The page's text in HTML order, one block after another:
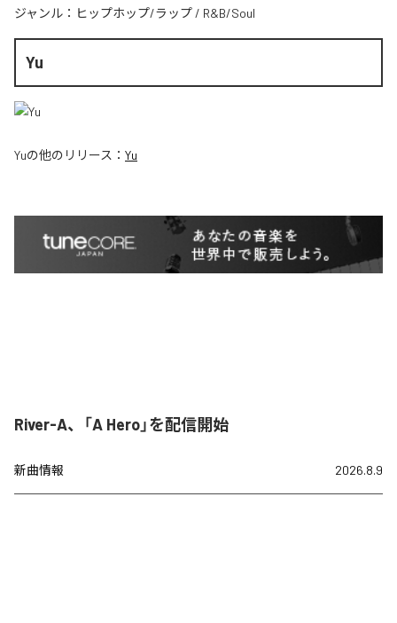
ジャンル： ヒップホップ/ラップ / R&B/Soul
Yu
Yuの他のリリース： Yu
River-A、「A Hero」を配信開始
新曲情報 2026.8.9